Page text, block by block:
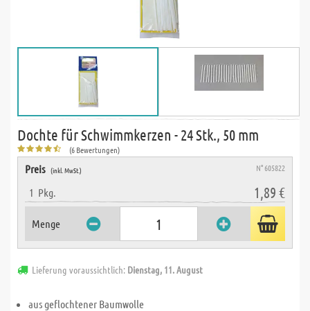
Dochte für Schwimmkerzen - 24 Stk., 50 mm
(6 Bewertungen)
Preis (inkl. MwSt.) N° 605822
1 Pkg. 1,89 €
Menge
Lieferung voraussichtlich: Dienstag, 11. August
aus geflochtener Baumwolle